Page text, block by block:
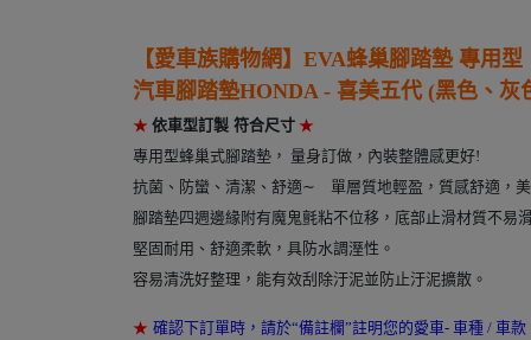
【愛車族購物網】EVA蜂巢腳踏墊 專用型
汽車腳踏墊HONDA - 喜美五代 (黑色、灰
★ 依車型訂製 符合尺寸 ★
專用型蜂巢式腳踏墊， 量身訂做，內裝整體感更好!
抗菌、防蠻、清潔、舒適∼ 單層質地輕盈，質感舒適，
腳踏墊四週邊緣附有魔鬼氈粘不位移，底部止滑材質不易
堅固耐用、舒適柔軟，具防水調溼性。
容易清洗好整理，能有效刮除汙泥並防止汙泥擴散。
★ 確認下訂單時，請於“備註欄”註明您的愛車- 車種 / 車款